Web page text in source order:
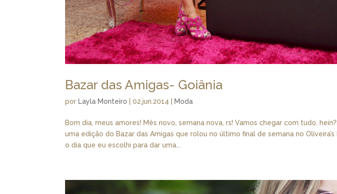
Bazar das Amigas- Goiânia
por Layla Monteiro |02.jun.2014 Moda
Bom dia, meus amores! Mês novo, semana nova, rs! Vamos chegar com tudo,
uma edição do Bazar das Amigas que rolou no último final de semana no
o dia que eu escolhi para dar uma...